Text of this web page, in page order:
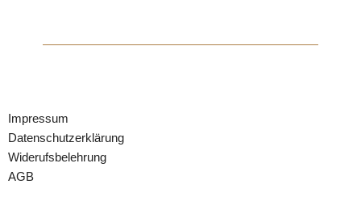
Impressum
Datenschutzerklärung
Widerufsbelehrung
AGB